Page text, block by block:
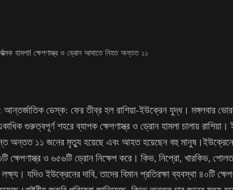
আন্তর্জাতিক ডেস্ক: ফের তীব্র হল রাশিয়া-ইউক্রেন যুদ্ধ। মঙ্গলবার
গুরুত্বপূর্ণ শহরে ব্যাপক ক্ষেপণাস্ত্র ও ড্রোন হামলা চালায়
অন্তত ১১ জনের মৃত্যু হয়েছে এবং আহত হয়েছেন বহু মানুষ।ইউক্রেনের
ক্ষেপণাস্ত্র ও ৬৫৬টি ড্রোন নিক্ষেপ করে। কিভ, নিপ্রো, খারকিভ,
যদিও ইউক্রেনের দাবি, তাদের বিমান প্রতিরক্ষা ব্যবস্থা ৪০টি